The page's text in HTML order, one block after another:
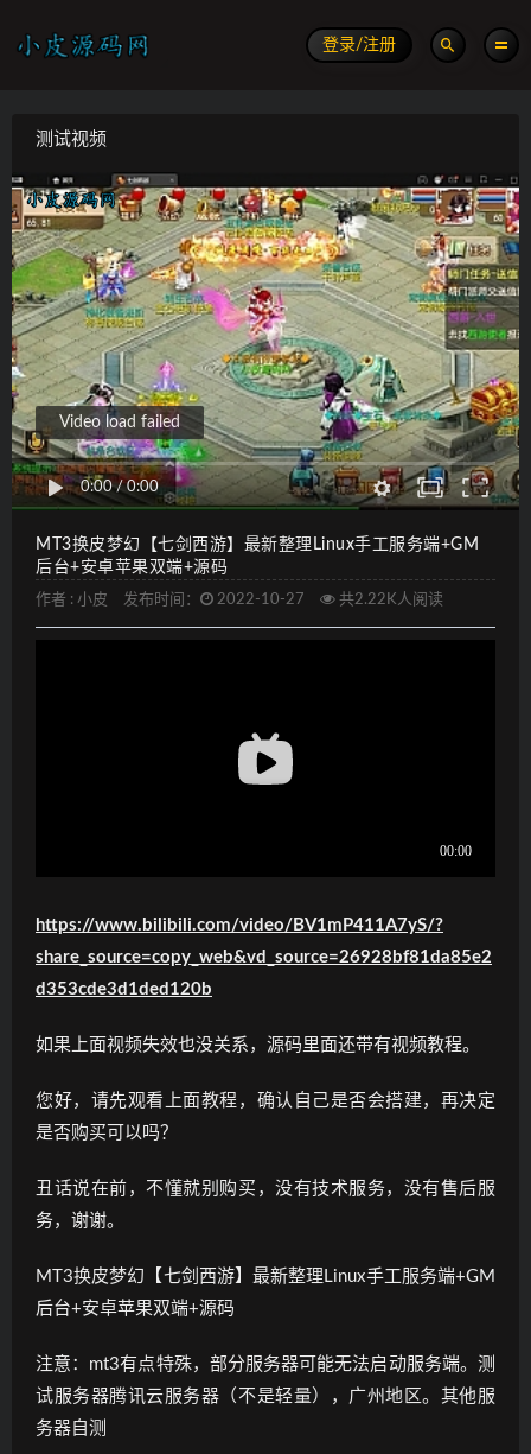
登录/注册
测试视频
0:00/0:00
Video load failed
MT3换皮梦幻【七剑西游】最新整理Linux手工服务端+GM
后台+安卓苹果双端+源码
作者 : 小皮 发布时间： 2022-10-27 共2.22K人阅读
https://www.bilibili.com/video/BV1mP411A7yS/?
share_source=copy_web&vd_source=26928bf81da85e2
d353cde3d1ded120b
如果上面视频失效也没关系，源码里面还带有视频教程。
您好，请先观看上面教程，确认自己是否会搭建，再决定
是否购买可以吗？
丑话说在前，不懂就别购买，没有技术服务，没有售后服
务，谢谢。
MT3换皮梦幻【七剑西游】最新整理Linux手工服务端+GM
后台+安卓苹果双端+源码
注意：mt3有点特殊，部分服务器可能无法启动服务端。测
试服务器腾讯云服务器（不是轻量），广州地区。其他服
务器自测